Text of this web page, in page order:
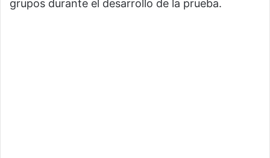
grupos durante el desarrollo de la prueba.